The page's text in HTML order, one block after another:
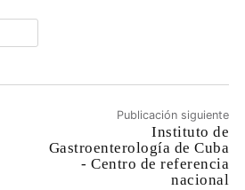
Publicación siguiente
Instituto de
Gastroenterología de Cuba
- Centro de referencia
nacional